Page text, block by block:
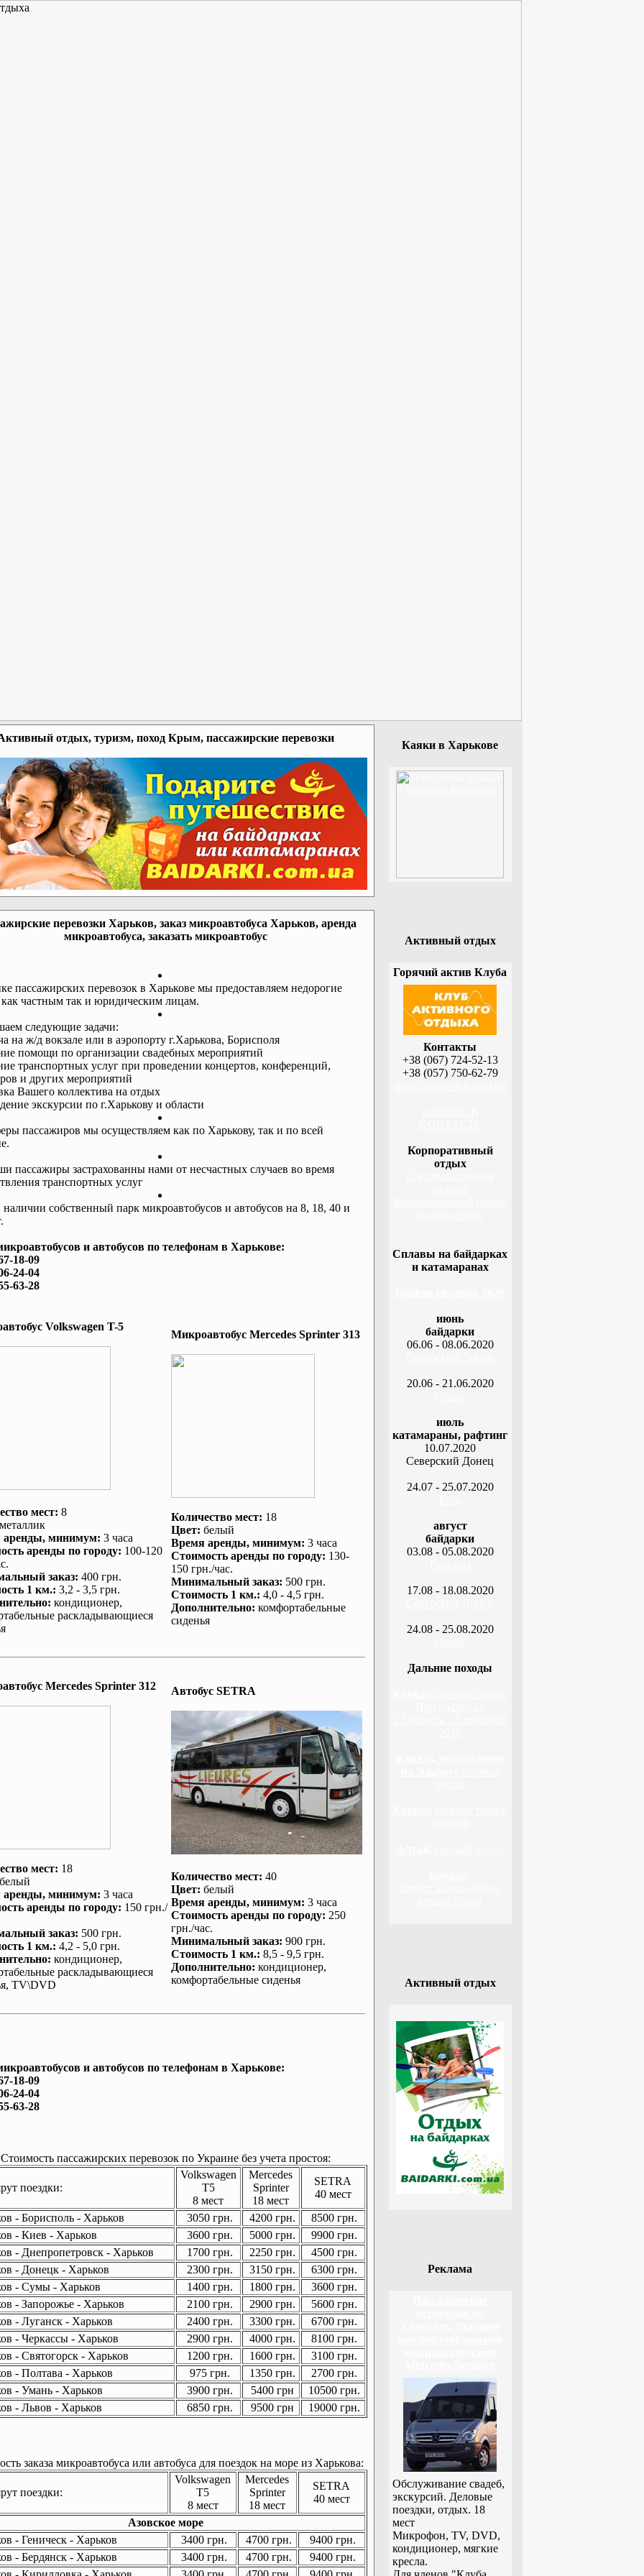
отдых, туризм, поход Крым, пассажирские перевозки
перевозки Харьков, заказ микроавтобуса Харьков, аренда
микроавтобуса, заказать микроавтобус
пассажирских перевозок в Харькове мы предоставляем недорогие
как частным так и юридическим лицам.
следующие задачи:
на ж/д вокзале или в аэропорту г.Харькова, Борисполя
помощи по организации свадебных мероприятий
транспортных услуг при проведении концертов, конференций,
и других мероприятий
Вашего коллектива на отдых
экскурсии по г.Харькову и области
пассажиров мы осуществляем как по Харькову, так и по всей
пассажиры застрахованны нами от несчастных случаев во время
транспортных услуг
собственный парк микроавтобусов и автобусов на 8, 18, 40 и
и автобусов по телефонам в Харькове:
18-09
24-04
63-28
Volkswagen T-5
мест: 8
металлик
аренды, минимум: 3 часа
аренды по городу: 100-120
заказ: 400 грн.
1 км.: 3,2 - 3,5 грн.
: кондиционер,
раскладывающиеся
Микроавтобус Mеrcedes Sprinter 313
Количество мест: 18
Цвет: белый
Время аренды, минимум: 3 часа
Стоимость аренды по городу: 130-
150 грн./час.
Минимальный заказ: 500 грн.
Стоимость 1 км.: 4,0 - 4,5 грн.
Дополнительно: комфортабельные
сиденья
Mеrcedes Sprinter 312
мест: 18
белый
аренды, минимум: 3 часа
аренды по городу: 150 грн./
заказ: 500 грн.
1 км.: 4,2 - 5,0 грн.
: кондиционер,
раскладывающиеся
TV\DVD
Автобус SETRA
Количество мест: 40
Цвет: белый
Время аренды, минимум: 3 часа
Стоимость аренды по городу: 250
грн./час.
Минимальный заказ: 900 грн.
Стоимость 1 км.: 8,5 - 9,5 грн.
Дополнительно: кондиционер,
комфортабельные сиденья
и автобусов по телефонам в Харькове:
18-09
24-04
63-28
Стоимость пассажирских перевозок по Украине без учета простоя:
поездки:
Volkswagen
T5
8 мест
Mercedes
Sprinter
18 мест
SETRA
40 мест
- Борисполь - Харьков
3050 грн. 4200 грн.
8500 грн.
- Киев - Харьков
3600 грн. 5000 грн.
9900 грн.
- Днепропетровск - Харьков
1700 грн. 2250 грн.
4500 грн.
- Донецк - Харьков
2300 грн. 3150 грн.
6300 грн.
- Сумы - Харьков
1400 грн. 1800 грн.
3600 грн.
- Запорожье - Харьков
2100 грн. 2900 грн.
5600 грн.
- Луганск - Харьков
2400 грн. 3300 грн.
6700 грн.
- Черкассы - Харьков
2900 грн. 4000 грн.
8100 грн.
- Святогорск - Харьков
1200 грн. 1600 грн.
3100 грн.
- Полтава - Харьков
975 грн. 1350 грн.
2700 грн.
- Умань - Харьков
3900 грн. 5400 грн
10500 грн.
- Львов - Харьков
6850 грн. 9500 грн 19000 грн.
заказа микроавтобуса или автобуса для поездок на море из Харькова:
поездки:
Volkswagen
T5
8 мест
Mercedes
Sprinter
18 мест
SETRA
40 мест
Азовское море
- Геническ - Харьков
3400 грн. 4700 грн.
9400 грн.
- Бердянск - Харьков
3400 грн. 4700 грн.
9400 грн.
Каяки в Харькове
Активный отдых
Горячий актив Клуба
Контакты
+38 (067) 724-52-13
+38 (057) 750-62-79
Корпоративный
отдых
Сплавы на байдарках
и катамаранах
июнь
байдарки
06.06 - 08.06.2020
20.06 - 21.06.2020
июль
катамараны, рафтинг
10.07.2020
Северский Донец
24.07 - 25.07.2020
август
байдарки
03.08 - 05.08.2020
17.08 - 18.08.2020
24.08 - 25.08.2020
Дальние походы
Активный отдых
Реклама
Обслуживание свадеб,
экскурсий. Деловые
поездки, отдых. 18
мест
Микрофон, TV, DVD,
кондиционер, мягкие
кресла.